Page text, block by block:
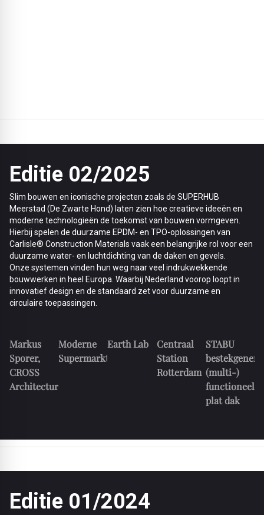
Editie 02/2025
Slim bouwen en iconische projecten zoals de SUPERHUB
Meerstad (De Zwarte Hond) laten zien hoe creatieve ideeën en
moderne technologieën de toekomst van bouwen vormgeven.
Hierbij spelen de duurzame EPDM- en TPO-oplossingen van
Carlisle® Construction Materials vaak een belangrijke rol voor een
duurzame water- en luchtdichting van de daken en gevels.
Onze systemen vinden hun weg naar veel indrukwekkende
bouwwerken in heel Europa. Waarbij Nederland voorop loopt in
innovatief design en de standaard zet voor duurzame en
circulaire toepassingen.
Markus
Sporer,
CROSS
Architecture
Moderne
Supermarkt
Earth Lab
Centraal
Station
Rotterdam
STABU
(multi-)
functioneel
plat dak
Editie 01/2024